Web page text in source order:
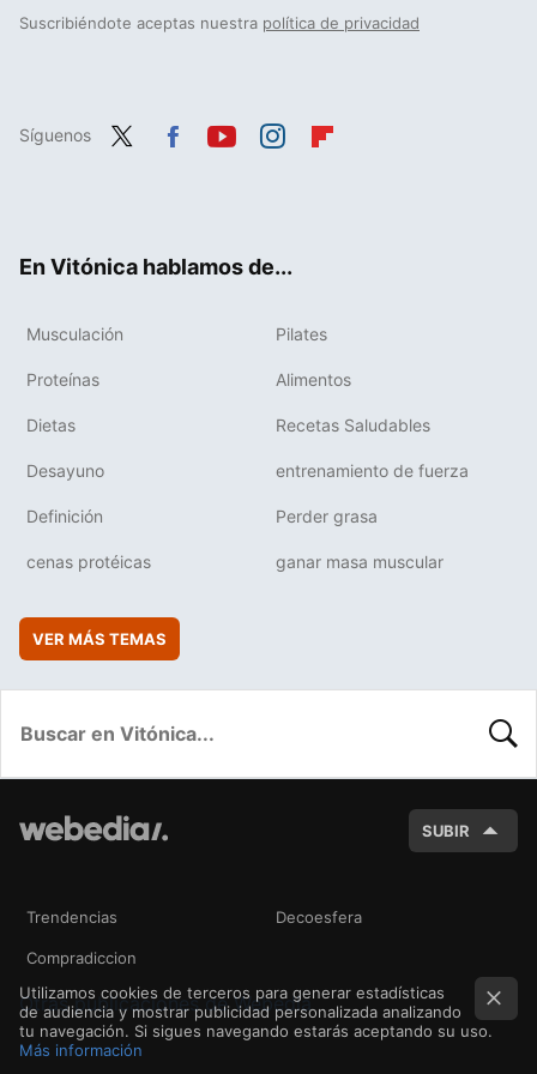
Suscribiéndote aceptas nuestra política de privacidad
Síguenos
En Vitónica hablamos de...
Musculación Pilates
Proteínas Alimentos
Dietas Recetas Saludables
Desayuno entrenamiento de fuerza
Definición Perder grasa
cenas protéicas ganar masa muscular
VER MÁS TEMAS
SUBIR
Trendencias Decoesfera
Compradiccion
Otras publicaciones de Webedia
Utilizamos cookies de terceros para generar estadísticas
de audiencia y mostrar publicidad personalizada analizando
tu navegación. Si sigues navegando estarás aceptando su uso.
Más información